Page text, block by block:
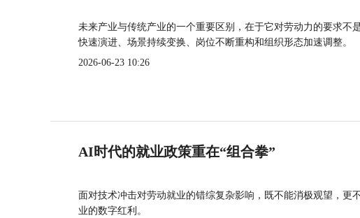
未来产业与传统产业的一个重要区别，在于它对劳动力的要求不
快速演进、场景持续变换、岗位不断重构和组织形态加速调整。
2026-06-23 10:26
AI时代的就业政策重在“组合拳”
面对技术冲击对劳动就业的错综复杂影响，既不能消极观望，
业的数字红利。